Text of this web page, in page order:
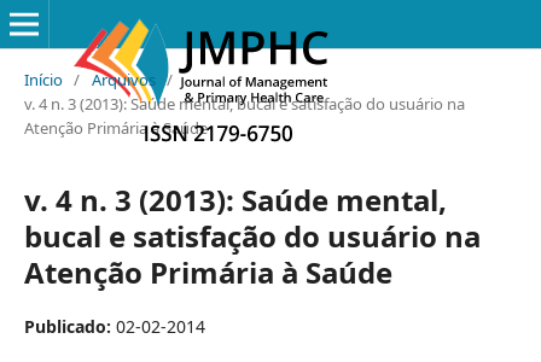
Início / Arquivos /
v. 4 n. 3 (2013): Saúde mental, bucal e satisfação do usuário na
Atenção Primária à Saúde
v. 4 n. 3 (2013): Saúde mental,
bucal e satisfação do usuário na
Atenção Primária à Saúde
Publicado: 02-02-2014